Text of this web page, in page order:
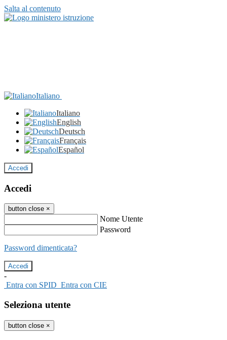
Salta al contenuto
Italiano
Italiano
English
Deutsch
Français
Español
Accedi
Accedi
button close ×
Nome Utente
Password
Password dimenticata?
-
Entra con SPID Entra con CIE
Seleziona utente
button close ×